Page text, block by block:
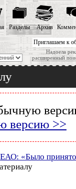
Приглашаем к
Надоела
расширенный
Разделы Архив
версию >>
ЕАО: «Было